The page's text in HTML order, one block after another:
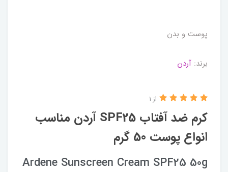
پوست و بدن
برند: آردن
کرم ضد آفتاب SPF25 آردن مناسب
انواع پوست 50 گرم
از 1
Ardene Sunscreen Cream SPF25 50g